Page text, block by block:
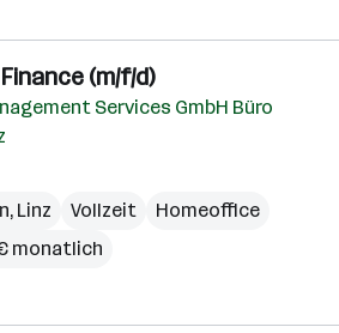
(m/f/d)
Services GmbH Büro
, Linz Vollzeit
Homeoffice
monatlich